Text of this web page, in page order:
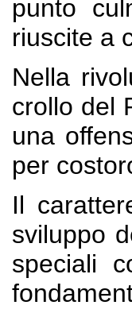
punto
riuscite a
Nella
crollo del
una
per
Il
sviluppo
speciali